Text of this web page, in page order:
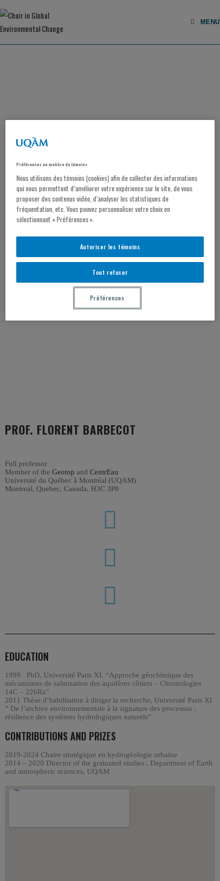
MENU
CHAIRHOLDER
PROF. FLORENT BARBECOT
Full professor
Member of the Geotop and CentrEau
Université du Québec à Montréal (UQAM)
Montreal, Quebec, Canada, H3C 3P8
EDUCATION
1999 PhD, Université Paris XI. “Approche géochimique des
mécanismes de salinisation des aquifères côtiers – Chronologies
14C – 226Ra”
2011 Thèse d’habilitation à diriger la recherche, Université Paris XI
” De l’archive environnementale à la signature des processus :
résilience des systèmes hydrologiques naturels”
CONTRIBUTIONS AND PRIZES
2019-2024 Chaire stratégique en hydrogéologie urbaine
2014 – 2020 Director of the gratuated studies , Department of Earth
and atmospheric sciences, UQAM
Préférences en matière de témoins
Nous utilisons des témoins (cookies) afin de collecter des informations
qui nous permettent d’améliorer votre expérience sur le site, de vous
proposer des contenus vidéo, d’analyser les statistiques de
fréquentation, etc. Vous pouvez personnaliser votre choix en
sélectionnant « Préférences ».
Tout refuser
Autoriser les témoins
Préférences